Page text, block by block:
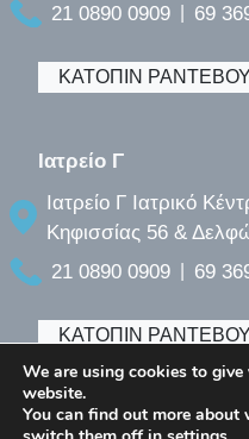
21 0890 0909
69
ΚΑΤΟΠΙΝ ΡΑΝΤΕΒΟΥ
Ιατρείο Γ
Ιατρείο Γ Ιατρικό
Κηφισσίας 56 &
21 0890 0909
69
ΚΑΤΟΠΙΝ ΡΑΝΤΕΒΟΥ
We are using cookies to
website.
You can find out more